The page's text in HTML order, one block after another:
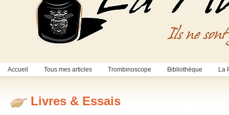
Accueil Tous mes articles Trombinoscope Bibliothèque La
Livres & Essais